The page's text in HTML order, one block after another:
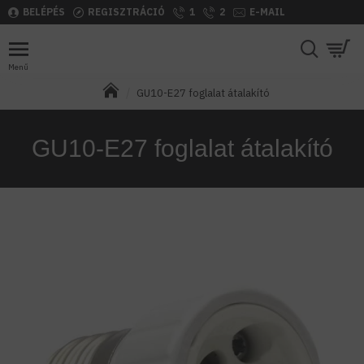
BELÉPÉS REGISZTRÁCIÓ 1 2 E-MAIL
GU10-E27 foglalat átalakító
GU10-E27 foglalat átalakító